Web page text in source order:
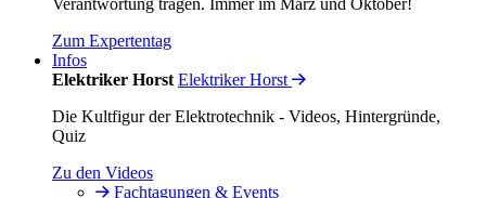
Verantwortung tragen. Immer im März und Oktober!
Zum Expertentag
Infos
Elektriker Horst Elektriker Horst
Die Kultfigur der Elektrotechnik - Videos, Hintergründe,
Quiz
Zu den Videos
Fachtagungen & Events